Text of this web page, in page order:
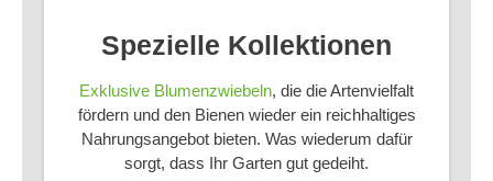
Spezielle Kollektionen
Exklusive Blumenzwiebeln, die die Artenvielfalt
fördern und den Bienen wieder ein reichhaltiges
Nahrungsangebot bieten. Was wiederum dafür
sorgt, dass Ihr Garten gut gedeiht.